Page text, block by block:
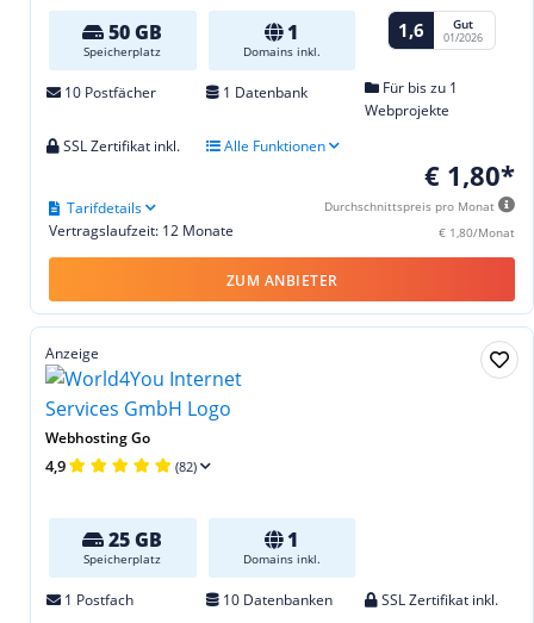
50 GB
Speicherplatz
1
Domains inkl.
1,6 Gut
01/2026
10 Postfächer 1 Datenbank
Für bis zu 1
Webprojekte
SSL Zertifikat inkl.
Alle Funktionen
€ 1,80*
Durchschnittspreis pro Monat
€ 1,80/Monat
Vertragslaufzeit: 12 Monate
Tarifdetails
ZUM ANBIETER
Anzeige
Webhosting Go
4,9 (82)
25 GB
Speicherplatz
1
Domains inkl.
1 Postfach 10 Datenbanken
SSL Zertifikat inkl.